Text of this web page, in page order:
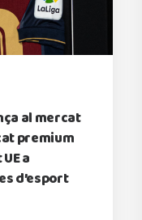
al mercat
premium
a
d’esport